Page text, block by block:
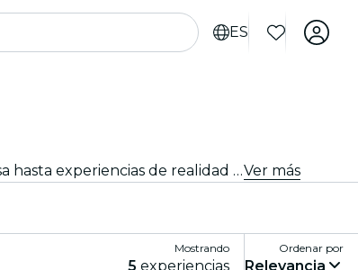
ES
Sumérgete en un mundo de diversión y entretenimiento con los mejores juegos en Guadalajara. Desde juegos de mesa hasta experiencias de realidad virtual, hay algo para que todos disfruten.Ver más
Mostrando
5 experiencias
Ordenar por
Relevancia